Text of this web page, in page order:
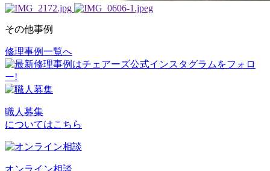
その他事例
投
稿
ナ
ビ
ゲ
ー
修理事例一覧へ
職人募集
についてはこちら